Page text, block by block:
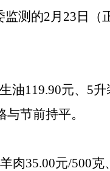
监测的2月 23 日 （
油119.90元、5升
与节前持平。
羊肉35.00元/500克、